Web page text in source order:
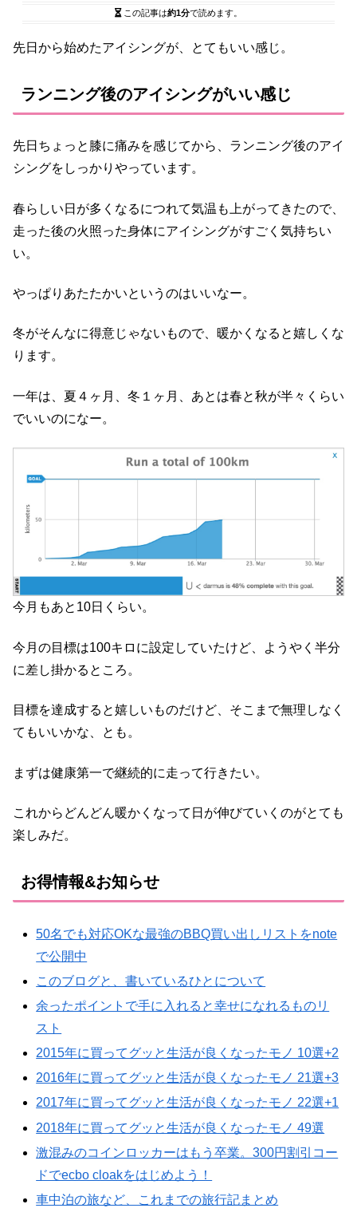
この記事は約1分で読めます。
先日から始めたアイシングが、とてもいい感じ。
ランニング後のアイシングがいい感じ
先日ちょっと膝に痛みを感じてから、ランニング後のアイ
シングをしっかりやっています。
春らしい日が多くなるにつれて気温も上がってきたので、
走った後の火照った身体にアイシングがすごく気持ちい
い。
やっぱりあたたかいというのはいいなー。
冬がそんなに得意じゃないもので、暖かくなると嬉しくな
ります。
一年は、夏４ヶ月、冬１ヶ月、あとは春と秋が半々くらい
でいいのになー。
今月もあと10日くらい。
今月の目標は100キロに設定していたけど、ようやく半分
に差し掛かるところ。
目標を達成すると嬉しいものだけど、そこまで無理しなく
てもいいかな、とも。
まずは健康第一で継続的に走って行きたい。
これからどんどん暖かくなって日が伸びていくのがとても
楽しみだ。
お得情報&お知らせ
50名でも対応OKな最強のBBQ買い出しリストをnote
で公開中
このブログと、書いているひとについて
余ったポイントで手に入れると幸せになれるものリ
スト
2015年に買ってグッと生活が良くなったモノ 10選+2
2016年に買ってグッと生活が良くなったモノ 21選+3
2017年に買ってグッと生活が良くなったモノ 22選+1
2018年に買ってグッと生活が良くなったモノ 49選
激混みのコインロッカーはもう卒業。300円割引コー
ドでecbo cloakをはじめよう！
車中泊の旅など、これまでの旅行記まとめ